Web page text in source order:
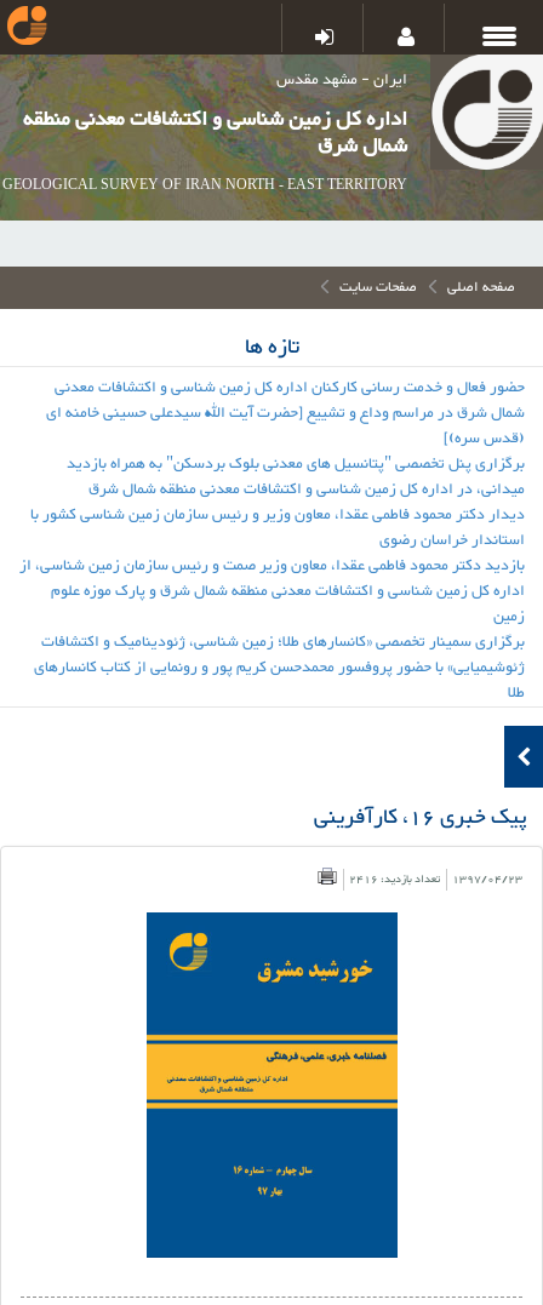
ایران - مشهد مقدس
اداره کل زمین شناسی و اکتشافات معدنی منطقه
شمال شرق
GEOLOGICAL SURVEY OF IRAN NORTH - EAST TERRITORY
صفحه اصلی صفحات سایت
تازه ها
حضور فعال و خدمت رسانی کارکنان اداره کل زمین شناسی و اکتشافات معدنی
شمال شرق در مراسم وداع و تشییع [حضرت آیت الله سیدعلی حسینی خامنه ای
(قدس سره)]
برگزاری پنل تخصصی "پتانسیل های معدنی بلوک بردسکن" به همراه بازدید
میدانی، در اداره کل زمین شناسی و اکتشافات معدنی منطقه شمال شرق
دیدار دکتر محمود فاطمی عقدا، معاون وزیر و رئیس سازمان زمین شناسی کشور با
استاندار خراسان رضوی
بازدید دکتر محمود فاطمی عقدا، معاون وزیر صمت و رئیس سازمان زمین شناسی، از
اداره کل زمین شناسی و اکتشافات معدنی منطقه شمال شرق و پارک موزه علوم
زمین
برگزاری سمینار تخصصی «کانسارهای طلا؛ زمین شناسی، ژئودینامیک و اکتشافات
ژئوشیمیایی» با حضور پروفسور محمدحسن کریم پور و رونمایی از کتاب کانسارهای
طلا
پیک خبری 16، کارآفرینی
1397/04/23 تعداد بازدید: 2416